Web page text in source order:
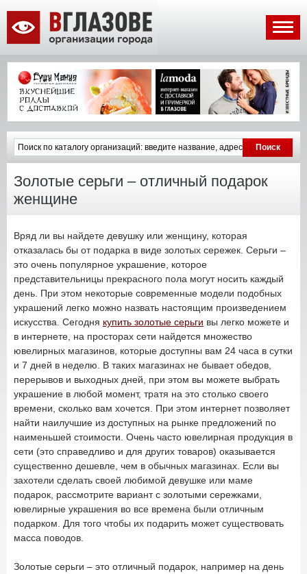
Золотые серьги – отличный подарок
женщине
Вряд ли вы найдете девушку или женщину, которая
отказалась бы от подарка в виде золотых сережек. Серьги –
это очень популярное украшение, которое
представительницы прекрасного пола могут носить каждый
день. При этом некоторые современные модели подобных
украшений легко можно назвать настоящим произведением
искусства. Сегодня купить золотые серьги вы легко можете и
в интернете, на просторах сети найдется множество
ювелирных магазинов, которые доступны вам 24 часа в сутки
и 7 дней в неделю. В таких магазинах не бывает обедов,
перерывов и выходных дней, при этом вы можете выбрать
украшение в любой момент, тратя на это столько своего
времени, сколько вам хочется. При этом интернет позволяет
найти наилучшие из доступных на рынке предложений по
наименьшей стоимости. Очень часто ювелирная продукция в
сети (это справедливо и для других товаров) оказывается
существенно дешевле, чем в обычных магазинах. Если вы
захотели сделать своей любимой девушке или маме
подарок, рассмотрите вариант с золотыми сережками,
ювелирные украшения во все времена были отличным
подарком. Для того чтобы их подарить может существовать
масса поводов.
Золотые серьги – это отличный подарок, например на день